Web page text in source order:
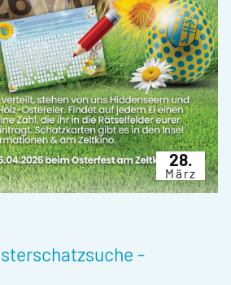
28.
März
-